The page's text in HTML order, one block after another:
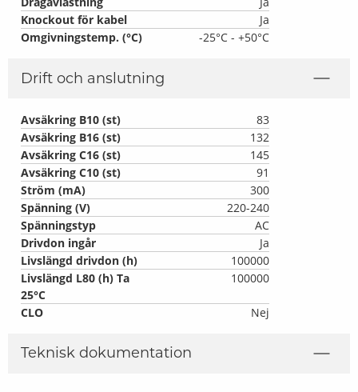
Knockout för kabel
Ja
Omgivningstemp. (°C)
-25°C - +50°C
Drift och anslutning
Avsäkring B10 (st)
83
Avsäkring B16 (st)
132
Avsäkring C16 (st)
145
Avsäkring C10 (st)
91
Ström (mA)
300
Spänning (V)
220-240
Spänningstyp
AC
Drivdon ingår
Ja
Livslängd drivdon (h)
100000
Livslängd L80 (h) Ta
25°C
100000
CLO Nej
Teknisk dokumentation